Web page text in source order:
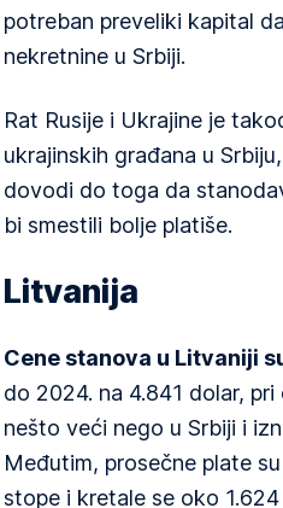
potreban preveliki kapital
nekretnine u Srbiji.
Rat Rusije i Ukrajine je
ukrajinskih građana u
dovodi do toga da
bi smestili bolje platiše.
Litvanija
Cene stanova u Litvaniji
do 2024. na 4.841 dolar,
nešto veći nego u Srbiji i
Međutim, prosečne plate
stope i kretale se oko